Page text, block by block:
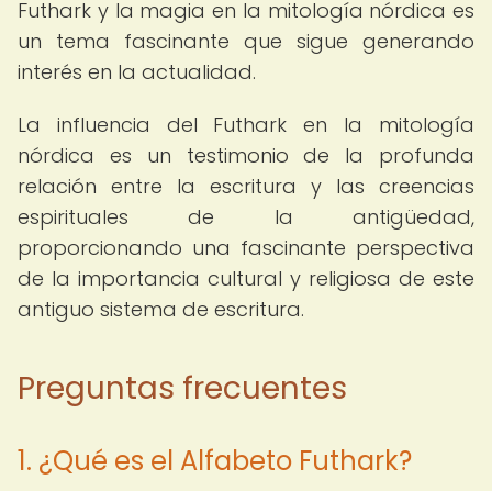
Futhark y la magia en la mitología nórdica es
un tema fascinante que sigue generando
interés en la actualidad.
La influencia del Futhark en la mitología
nórdica es un testimonio de la profunda
relación entre la escritura y las creencias
espirituales de la antigüedad,
proporcionando una fascinante perspectiva
de la importancia cultural y religiosa de este
antiguo sistema de escritura.
Preguntas frecuentes
1. ¿Qué es el Alfabeto Futhark?